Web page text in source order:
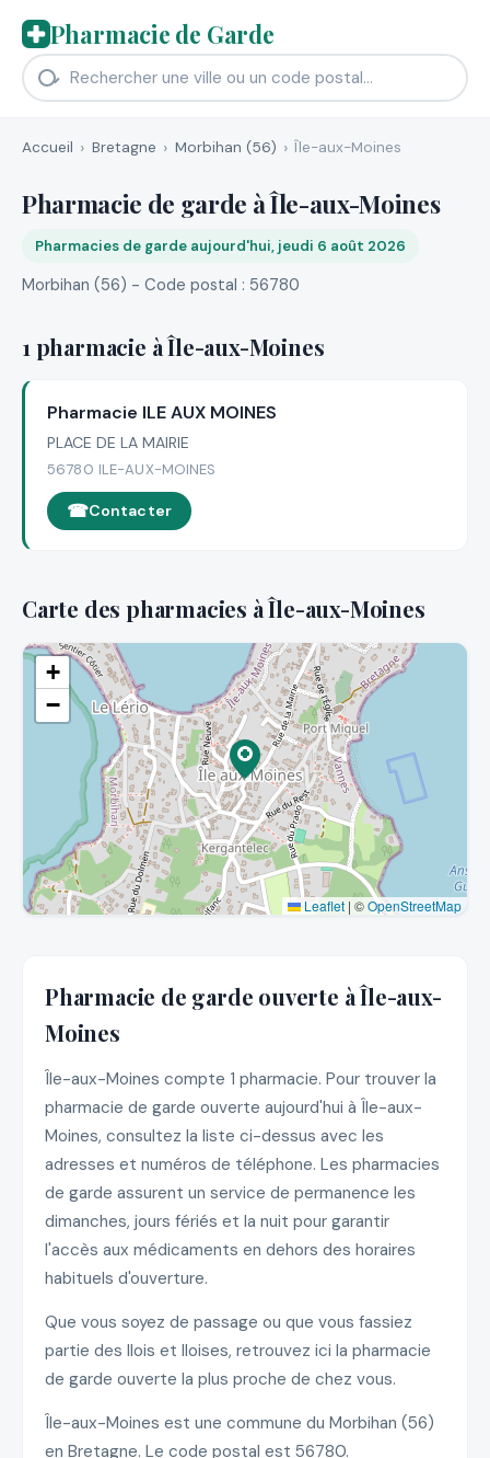
Pharmacie de Garde
Accueil Bretagne Morbihan (56) Île-aux-Moines
Pharmacie de garde à Île-aux-Moines
Pharmacies de garde aujourd'hui, jeudi 6 août 2026
Morbihan (56) - Code postal : 56780
1 pharmacie à Île-aux-Moines
Pharmacie ILE AUX MOINES
PLACE DE LA MAIRIE
56780 ILE-AUX-MOINES
Contacter
Carte des pharmacies à Île-aux-Moines
+
−
Leaflet | ©OpenStreetMap
Pharmacie de garde ouverte à Île-aux-
Moines
Île-aux-Moines compte 1 pharmacie. Pour trouver la
pharmacie de garde ouverte aujourd'hui à Île-aux-
Moines, consultez la liste ci-dessus avec les
adresses et numéros de téléphone. Les pharmacies
de garde assurent un service de permanence les
dimanches, jours fériés et la nuit pour garantir
l'accès aux médicaments en dehors des horaires
habituels d'ouverture.
Que vous soyez de passage ou que vous fassiez
partie des Ilois et Iloises, retrouvez ici la pharmacie
de garde ouverte la plus proche de chez vous.
Île-aux-Moines est une commune du Morbihan (56)
en Bretagne. Le code postal est 56780.